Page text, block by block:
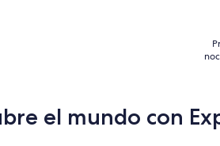
el mundo con